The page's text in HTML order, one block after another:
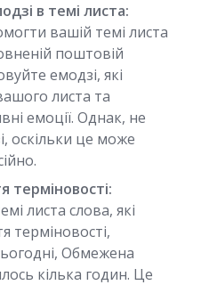
в темі листа:
вашій темі листа
поштовій
емодзі, які
листа та
емоції. Однак, не
оскільки це може
терміновості:
листа слова, які
терміновості,
Обмежена
кілька годин. Це